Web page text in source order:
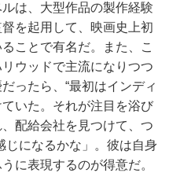
は、大型作品の製作経験
を起用して、映画史上初
ことで有名だ。また、こ
ウッドで主流になりつつ
ったら、“最初はインディ
いた。それが注目を浴び
配給会社を見つけて、つ
じになるかな」。彼は自身
に表現するのが得意だ。